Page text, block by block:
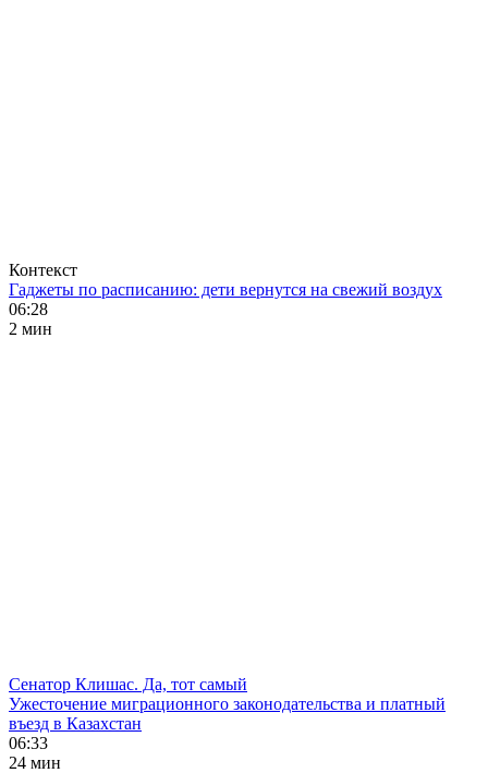
Контекст
Гаджеты по расписанию: дети вернутся на свежий воздух
06:28
2 мин
Сенатор Клишас. Да, тот самый
Ужесточение миграционного законодательства и платный
въезд в Казахстан
06:33
24 мин